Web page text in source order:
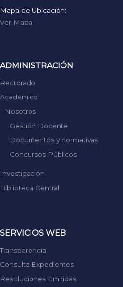
Mapa de Ubicación:
Ver Mapa
ADMINISTRACIÓN
Rectorado
Académico
Nosotros
Gestión Docente
Documentos y normativas
Concursos Públicos
Investigación
Biblioteca Central
SERVICIOS WEB
Transparencia
Consulta Expedientes
Resoluciones Emitidas